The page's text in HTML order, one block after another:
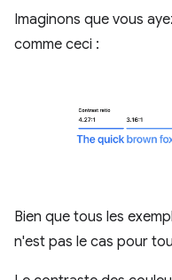
Imaginons que vous
comme ceci :
Bien que tous les
n'est pas le cas pour